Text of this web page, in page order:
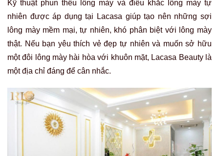
Kỹ thuật phun thêu lông mày và điêu khắc lông mày tự
nhiên được áp dụng tại Lacasa giúp tạo nên những sợi
lông mày mềm mại, tự nhiên, khó phân biệt với lông mày
thật. Nếu bạn yêu thích vẻ đẹp tự nhiên và muốn sở hữu
một đôi lông mày hài hòa với khuôn mặt, Lacasa Beauty là
một địa chỉ đáng để cân nhắc.